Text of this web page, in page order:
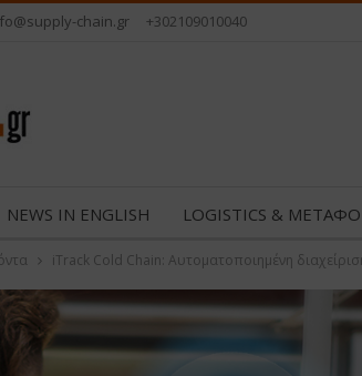
chain.gr +302109010040
NEWS IN ENGLISH LOGISTICS &
iTrack Cold Chain: Αυτοματοποιημένη